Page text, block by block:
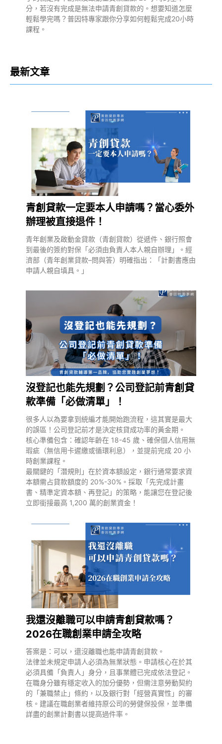
分，若沒有完成是無法申請青創貸款的。想要知道怎麼
輕鬆學完嗎？普因特專家跟你分享如何輕鬆完成20小時
課程。
最新文章
青創貸款一定要本人申請嗎？當心委外
辦理被直接退件！
青年創業及啟動金貸款（青創貸款）從遞件、銀行照會
到最後的簽約對保「必須由負責人本人親自辦理」。經
濟部（青年創業貸款–問與答）明確指出：「計劃書應由
申請人親自填具。」
沒登記也能先規劃？公司登記前青創貸
款準備「必做清單」！
很多人以為要拿到統編才能開始跑流程，這其實是最大
的誤區！公司登記前才是決定核貸成功率的黃金期。
核心準備包含：確認年齡在 18-45 歲、確保個人信用無
瑕疵（無信用卡遲繳或循環利息），並提前完成 20 小
時創業課程。
最關鍵的「潛規則」在於資本額設定，銀行通常要求資
本額需占貸款額度的 20%-30%。採取「先完成計畫
書、精準定資本額、再登記」的策略，能讓您在登記後
立即銜接最高 1,200 萬的創業資金！
我還沒離職可以申請青創貸款嗎？
2026在職創業申請全攻略
答案是：可以，還沒離職也能申請青創貸款。
法律並未規定申請人必須為無業狀態。申請核心在於其
必須具備「負責人」身分，且事業體已完成依法登記。
在職身分雖有穩定收入的加分優勢，但需注意勞動契約
的「兼職禁止」條約，以及銀行對「經營真實性」的審
核。建議在職創業者維持原公司的勞健保投保，並準備
詳盡的創業計劃書以提高過件率。